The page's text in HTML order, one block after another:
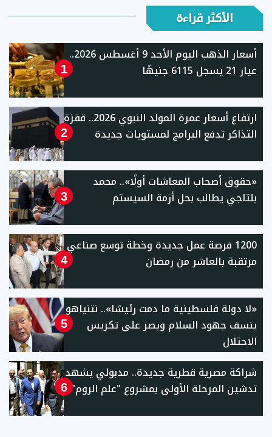
الأكثر قراءة
1
أسعار الذهب اليوم الأحد 9 أغسطس 2026..
عيار 21 يسجل 6115 جنيهًا
2
ارتفاع أسعار عمرة المولد النبوي 2026.. قفزة
التذاكر تدفع البرامج لمستويات جديدة
3
«حقوق أصحاب المعاشات أولًا».. محمد
بلتاجي يطالب بحل أزمة السيستم
4
1200 فرصة عمل جديدة وخطة توسع صناعي
مرتقبة بالعاشر من رمضان
5
«لا دولة فلسطينية ما دمت رئيسًا».. نتنياهو
ينسف جهود السلام ويصر على تكريس
الاحتلال
6
شراكة مصرية قطرية جديدة.. مدبولي يشهد
تدشين المرحلة الأولى بمشروع "علم الروم"